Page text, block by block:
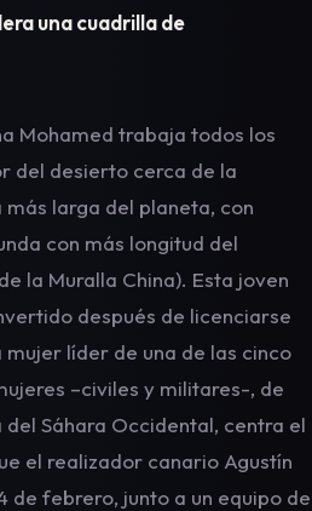
una cuadrilla de
Mohamed trabaja todos los
del desierto cerca de la
larga del planeta, con
con más longitud del
la Muralla China). Esta joven
después de licenciarse
líder de una de las cinco
–civiles y militares-, de
Sáhara Occidental, centra el
el realizador canario Agustín
de febrero, junto a un equipo de